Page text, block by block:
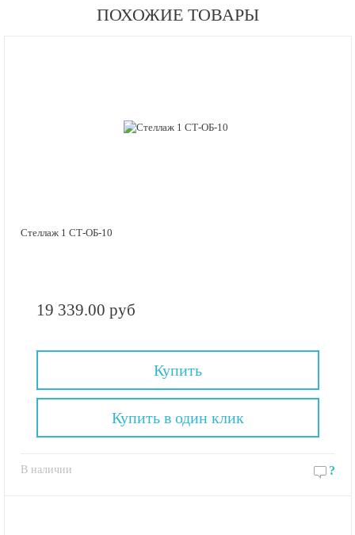
ПОХОЖИЕ ТОВАРЫ
Стеллаж 1 СТ-ОБ-10
19 339.00 руб
Купить
В наличии ?
Купить в один клик